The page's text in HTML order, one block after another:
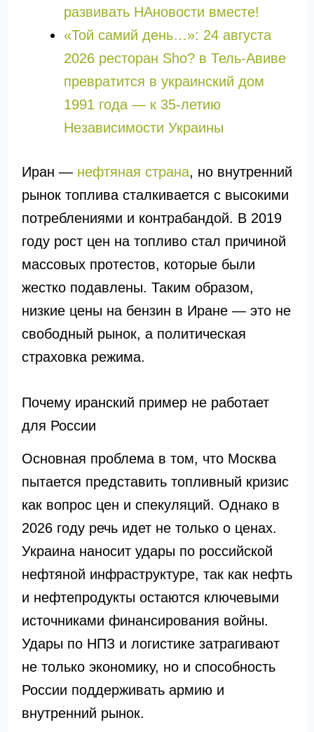
развивать НАновости вместе!
«Той самий день…»: 24 августа
2026 ресторан Sho? в Тель-Авиве
превратится в украинский дом
1991 года — к 35-летию
Независимости Украины
Иран — нефтяная страна, но внутренний
рынок топлива сталкивается с высокими
потреблениями и контрабандой. В 2019
году рост цен на топливо стал причиной
массовых протестов, которые были
жестко подавлены. Таким образом,
низкие цены на бензин в Иране — это не
свободный рынок, а политическая
страховка режима.
Почему иранский пример не работает
для России
Основная проблема в том, что Москва
пытается представить топливный кризис
как вопрос цен и спекуляций. Однако в
2026 году речь идет не только о ценах.
Украина наносит удары по российской
нефтяной инфраструктуре, так как нефть
и нефтепродукты остаются ключевыми
источниками финансирования войны.
Удары по НПЗ и логистике затрагивают
не только экономику, но и способность
России поддерживать армию и
внутренний рынок.